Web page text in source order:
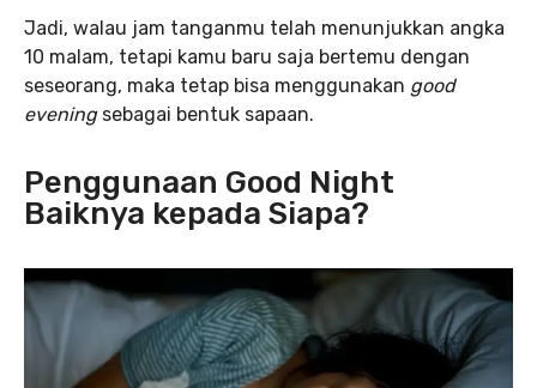
Jadi, walau jam tanganmu telah menunjukkan angka
10 malam, tetapi kamu baru saja bertemu dengan
seseorang, maka tetap bisa menggunakan good
eveningsebagai bentuk sapaan.
Penggunaan Good Night
Baiknya kepada Siapa?